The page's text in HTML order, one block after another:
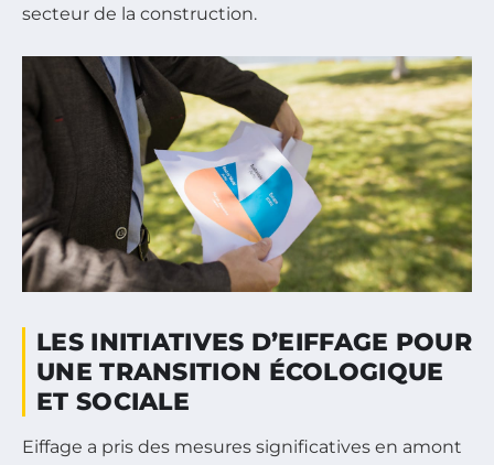
secteur de la construction.
LES INITIATIVES D’EIFFAGE POUR
UNE TRANSITION ÉCOLOGIQUE
ET SOCIALE
Eiffage a pris des mesures significatives en amont